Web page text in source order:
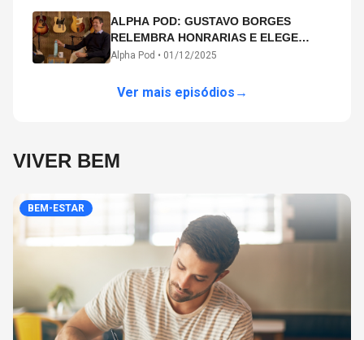
ALPHA POD: GUSTAVO BORGES
RELEMBRA HONRARIAS E ELEGE
MICHAEL PHELPS O MAIOR ATLETA DA
Alpha Pod • 01/12/2025
Ver mais episódios →
VIVER BEM
BEM-ESTAR